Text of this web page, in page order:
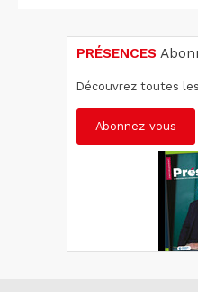
PRÉSENCES
Découvrez toutes
Abonnez-vous